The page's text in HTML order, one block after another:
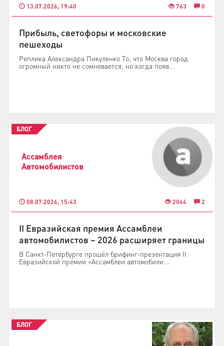
13.07.2026, 19:40 763 0
Прибыль, светофоры и московские
пешеходы
Реплика Александра Пикуленко То, что Москва город
огромный никто не сомневается, но когда появ...
Ассамблея
Автомобилистов
08.07.2026, 15:43 2044 2
БЛОГ
II Евразийская премия Ассамблеи
автомобилистов – 2026 расширяет границы
В Санкт-Петербурге прошёл брифинг-презентация II
Евразийской премии «Ассамблеи автомобили...
БЛОГ